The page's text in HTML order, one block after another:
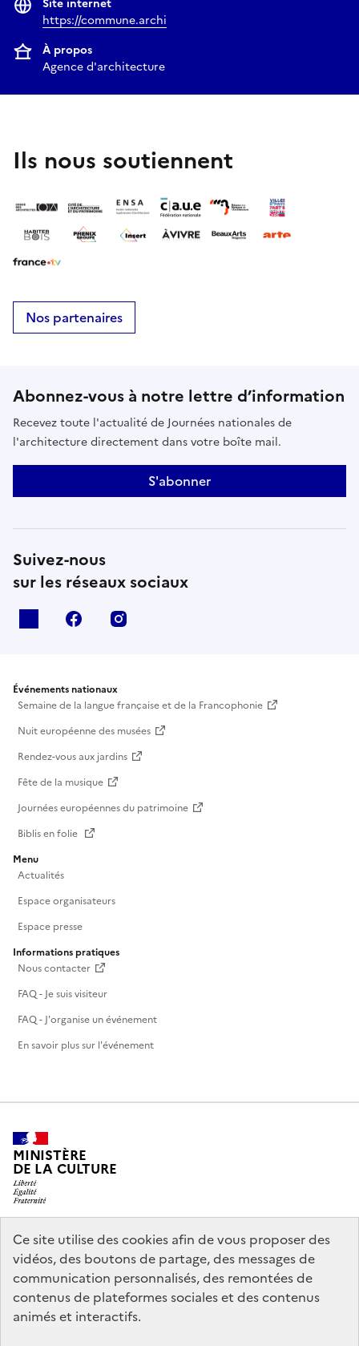
Ce site utilise des cookies afin de vous proposer des
vidéos, des boutons de partage, des messages de
communication personnalisés, des remontées de
contenus de plateformes sociales et des contenus
animés et interactifs.
Site internet
https://commune.archi
À propos
Agence d'architecture
Ils nous soutiennent
Nos partenaires
Abonnez-vous à notre lettre d’information
Recevez toute l'actualité de Journées nationales de
l'architecture directement dans votre boîte mail.
S'abonner
Suivez-nous
sur les réseaux sociaux
facebook
Événements nationaux
Semaine de la langue française et de la Francophonie
Nuit européenne des musées
Rendez-vous aux jardins
Fête de la musique
Journées européennes du patrimoine
Biblis en folie
Menu
Actualités
Espace organisateurs
Espace presse
Informations pratiques
Nous contacter
FAQ - Je suis visiteur
FAQ - J'organise un événement
En savoir plus sur l'événement
MINISTÈRE
DE LA CULTURE
legifrance.gouv.fr
info.gouv.fr
service-public.gouv.fr
data.gouv.fr